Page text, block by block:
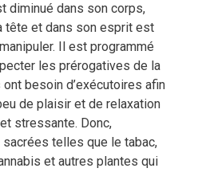
diminué dans son corps,
tête et dans son esprit est
Il est programmé
les prérogatives de la
besoin d’exécutoires afin
de plaisir et de relaxation
stressante. Donc,
telles que le tabac,
et autres plantes qui